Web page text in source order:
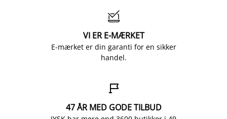

VI ER E-MÆRKET
E-mærket er din garanti for en sikker
handel.

47 ÅR MED GODE TILBUD